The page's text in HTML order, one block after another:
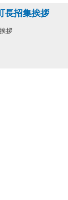
長招集挨拶
拶